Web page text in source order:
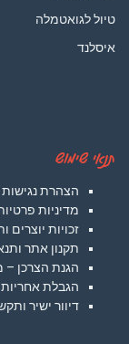
טיול לגואטמלה
איסלנד
תנאי שימוש
הצהרת נגישות
מדיניות
זכויות יוצרים
תקנון אתר
הגנת הצרכן –
הגבלת
דיוור ישיר